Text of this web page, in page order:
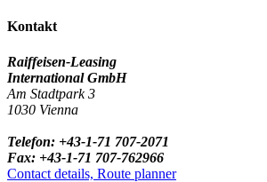
Kontakt
Raiffeisen-Leasing
International GmbH
Am Stadtpark 3
1030 Vienna
Telefon: +43-1-71 707-2071
Fax: +43-1-71 707-762966
Contact details, Route planner